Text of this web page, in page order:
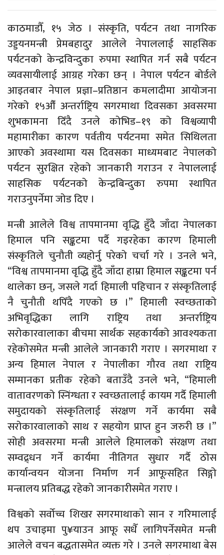
काठमाडौँ, १५ जेठ । संस्कृति, पर्यटन तथा नागरिक
उड्डयनमन्त्री प्रेमबहादुर आलेले नेपाललाई साहसिक
पर्यटनको केन्द्रविन्दुका रुपमा स्थापित गर्न सबै पर्यटन
व्यवसायीलाई आग्रह गरेका छन् । नेपाल पर्यटन बोर्डले
आइतबार नेपाल प्रज्ञा–प्रतिष्ठान कमलादीमा आयोजना
गरेको १५औँ अन्तर्राष्ट्रिय सगरमाथा दिवसका अवसरमा
शुभकामना दिँदै उनले कोभिड–१९ को विश्वव्यापी
महामारीका कारण पर्वतीय पर्यटनमा समेत सिथिलता
आएको अवस्थामा यस दिवसका माध्यमबाट नेपालको
पर्यटन सुरक्षित रहेको जानकारी गराउन र नेपाललाई
साहसिक पर्यटनको केन्द्रबिन्दुका रुपमा स्थापित
गराउनुपर्नेमा जोड दिए ।
मन्त्री आलेले विश्व तापमानमा वृद्धि हुँदै जाँदा नेपालका
हिमाल पनि सङ्कटमा पर्दै गइरहेका कारण हिमाली
संस्कृतिले चुनौती व्यहोर्नु परेको चर्चा गरे । उनले भने,
“विश्व तापमानमा वृद्धि हुँदै जाँदा हाम्रा हिमाल सङ्कटमा पर्न
थालेका छन्, जसले गर्दा हिमाली पहिचान र संस्कृतिलाई
नै चुनौती थपिँदै गएको छ ।” हिमाली स्वच्छताको
अभिवृद्धिका लागि राष्ट्रिय तथा अन्तर्राष्ट्रिय
सरोकारवालाका बीचमा सार्थक सहकार्यको आवश्यकता
रहेकोसमेत मन्त्री आलेले जानकारी गराए । सगरमाथा र
अन्य हिमाल नेपाल र नेपालीका गौरव तथा राष्ट्रिय
सम्मानका प्रतीक रहेको बताउँदै उनले भने, “हिमाली
वातावरणको स्निंग्धता र स्वच्छतालाई कायम गर्दै हिमाली
समुदायको संस्कृतिलाई संरक्षण गर्ने कार्यमा सबै
सरोकारवालाको साथ र सहयोग प्राप्त हुन जरुरी छ ।”
सोही अवसरमा मन्त्री आलेले हिमालको संरक्षण तथा
सम्वद्र्धन गर्ने कार्यमा नीतिगत सुधार गर्दै ठोस
कार्यान्वयन योजना निर्माण गर्न आफूसहित सिङ्गो
मन्त्रालय प्रतिबद्ध रहेको जानकारीसमेत गराए ।
विश्वको सर्वोच्च शिखर सगरमाथाको सान र गरिमालाई
थप उचाइमा पु¥याउन आफू सधैँ लागिपर्नेसमेत मन्त्री
आलेले वचन बद्धतासमेत व्यक्त गरे । उनले सगरमाथा बेस